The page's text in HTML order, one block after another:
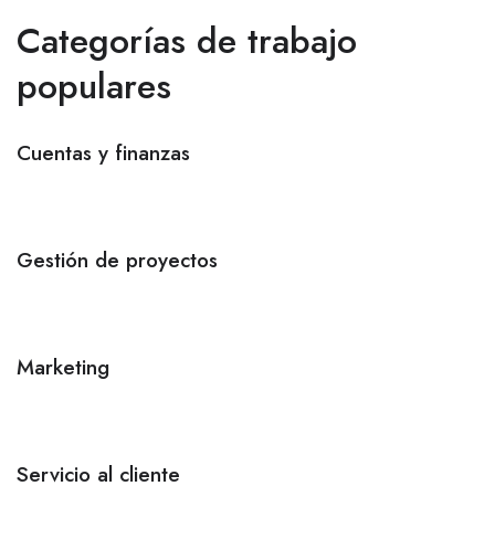
Categorías de trabajo
populares
Cuentas y finanzas
Gestión de proyectos
Marketing
Servicio al cliente